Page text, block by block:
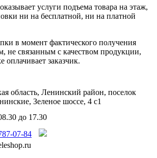
услуги подъема товара на этаж,
ни на бесплатной, ни на платной
в момент фактического получения
не связанным с качеством продукции,
оплачивает заказчик.
область, Ленинский район, поселок
Зеленое шоссе, 4 с1
до 17.30
07-84